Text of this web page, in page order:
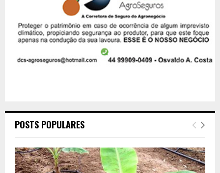
POSTS POPULARES